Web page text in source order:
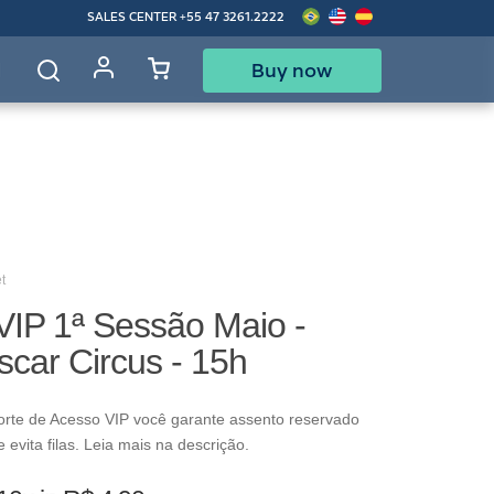
SALES CENTER +55 47 3261.2222
Buy now
1ª Sessão Maio -
Circus - 15h
de Acesso VIP você garante assento reservado
evita filas. Leia mais na descrição.